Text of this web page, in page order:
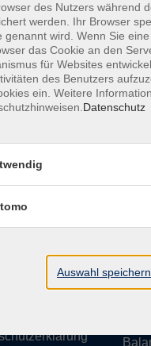
Barrierefreiheit
Tel.
Fax
des Nutzers während
werden. Ihr Browser
genannt wird. Wenn Sie
das Cookie an den
für Websites
des Benutzers
ein. Weitere
Datenschutz
Auswahl speichern